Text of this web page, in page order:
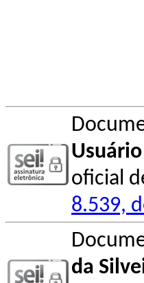
oficial
8.539,
da